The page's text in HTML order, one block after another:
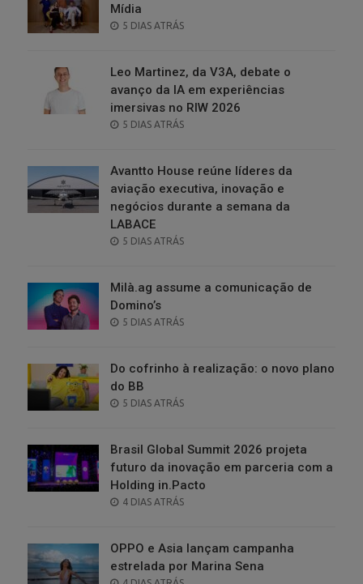
Mídia
POSTED
5 DIAS ATRÁS
Leo Martinez, da V3A, debate o
avanço da IA em experiências
imersivas no RIW 2026
POSTED
5 DIAS ATRÁS
Avantto House reúne líderes da
aviação executiva, inovação e
negócios durante a semana da
LABACE
POSTED
5 DIAS ATRÁS
Milà.ag assume a comunicação de
Domino’s
POSTED
5 DIAS ATRÁS
Do cofrinho à realização: o novo plano
do BB
POSTED
5 DIAS ATRÁS
Brasil Global Summit 2026 projeta
futuro da inovação em parceria com a
Holding in.Pacto
POSTED
4 DIAS ATRÁS
OPPO e Asia lançam campanha
estrelada por Marina Sena